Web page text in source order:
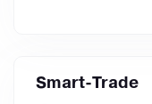
Smart-Trade